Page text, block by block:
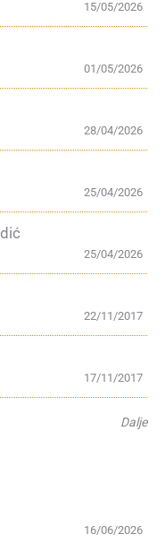
15/05/2026
01/05/2026
28/04/2026
25/04/2026
25/04/2026
22/11/2017
17/11/2017
Dalje
16/06/2026